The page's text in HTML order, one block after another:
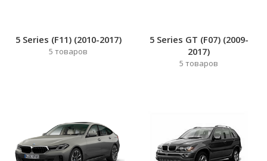
5 Series (F11) (2010-2017)
5 товаров
5 Series GT (F07) (2009-
2017)
5 товаров